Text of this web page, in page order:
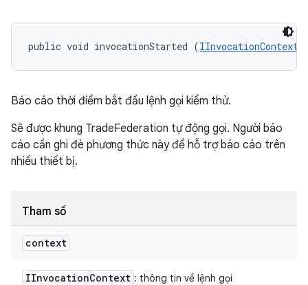
public void invocationStarted (IInvocationContext
Báo cáo thời điểm bắt đầu lệnh gọi kiểm thử.
Sẽ được khung TradeFederation tự động gọi. Người báo
cáo cần ghi đè phương thức này để hỗ trợ báo cáo trên
nhiều thiết bị.
Tham số
context
IInvocationContext : thông tin về lệnh gọi